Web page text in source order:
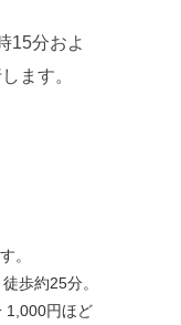
15分およ
ます。
。
歩約25分。
1,000円ほど